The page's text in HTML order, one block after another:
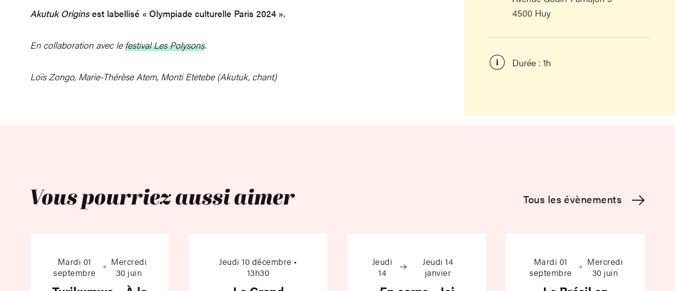
Akutuk Originsest labellisé « Olympiade culturelle Paris 2024 ».
En collaboration avec lefestival Les Polysons.
Loïs Zongo, Marie-Thérèse Atem, Monti Etetebe (Akutuk, chant)
4500 Huy
Durée : 1h
Vous pourriez aussi aimer Tous les évènements
Mardi 01
septembre
Mercredi
30 juin
Jeudi 10 décembre •
13h30
Jeudi
14
Jeudi 14
janvier
Mardi 01
septembre
Mercredi
30 juin